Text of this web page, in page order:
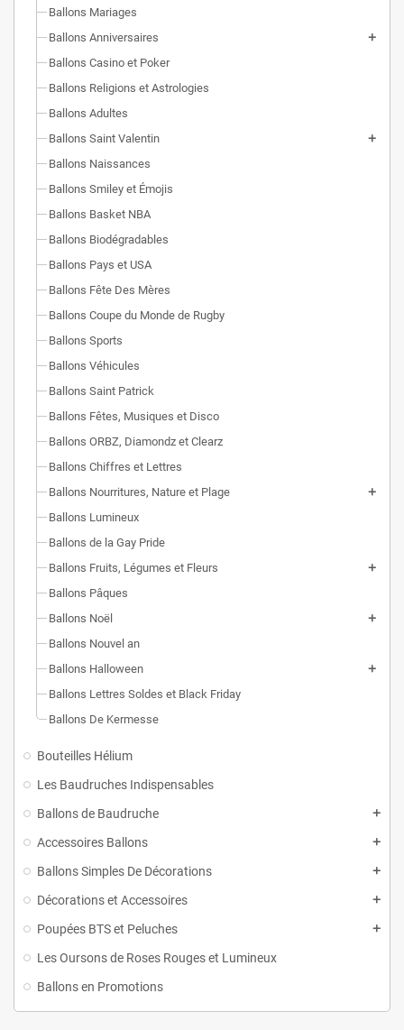
Ballons Mariages
Ballons Anniversaires
Ballons Casino et Poker
Ballons Religions et Astrologies
Ballons Adultes
Ballons Saint Valentin
Ballons Naissances
Ballons Smiley et Émojis
Ballons Basket NBA
Ballons Biodégradables
Ballons Pays et USA
Ballons Fête Des Mères
Ballons Coupe du Monde de Rugby
Ballons Sports
Ballons Véhicules
Ballons Saint Patrick
Ballons Fêtes, Musiques et Disco
Ballons ORBZ, Diamondz et Clearz
Ballons Chiffres et Lettres
Ballons Nourritures, Nature et Plage
Ballons Lumineux
Ballons de la Gay Pride
Ballons Fruits, Légumes et Fleurs
Ballons Pâques
Ballons Noël
Ballons Nouvel an
Ballons Halloween
Ballons Lettres Soldes et Black Friday
Ballons De Kermesse
Bouteilles Hélium
Les Baudruches Indispensables
Ballons de Baudruche
Accessoires Ballons
Ballons Simples De Décorations
Décorations et Accessoires
Poupées BTS et Peluches
Les Oursons de Roses Rouges et Lumineux
Ballons en Promotions